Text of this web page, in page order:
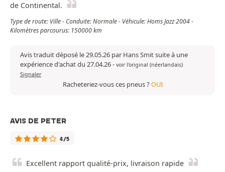
de Continental.
Type de route: Ville - Conduite: Normale - Véhicule: Homs Jazz 2004 -
Kilomètres parcourus: 150000 km
Avis traduit déposé le 29.05.26 par Hans Smit suite à une
expérience d'achat du 27.04.26- voir l'original (néerlandais)
Signaler
Racheteriez-vous ces pneus ?OUI
AVIS DE PETER
4/5
Excellent rapport qualité-prix, livraison rapide